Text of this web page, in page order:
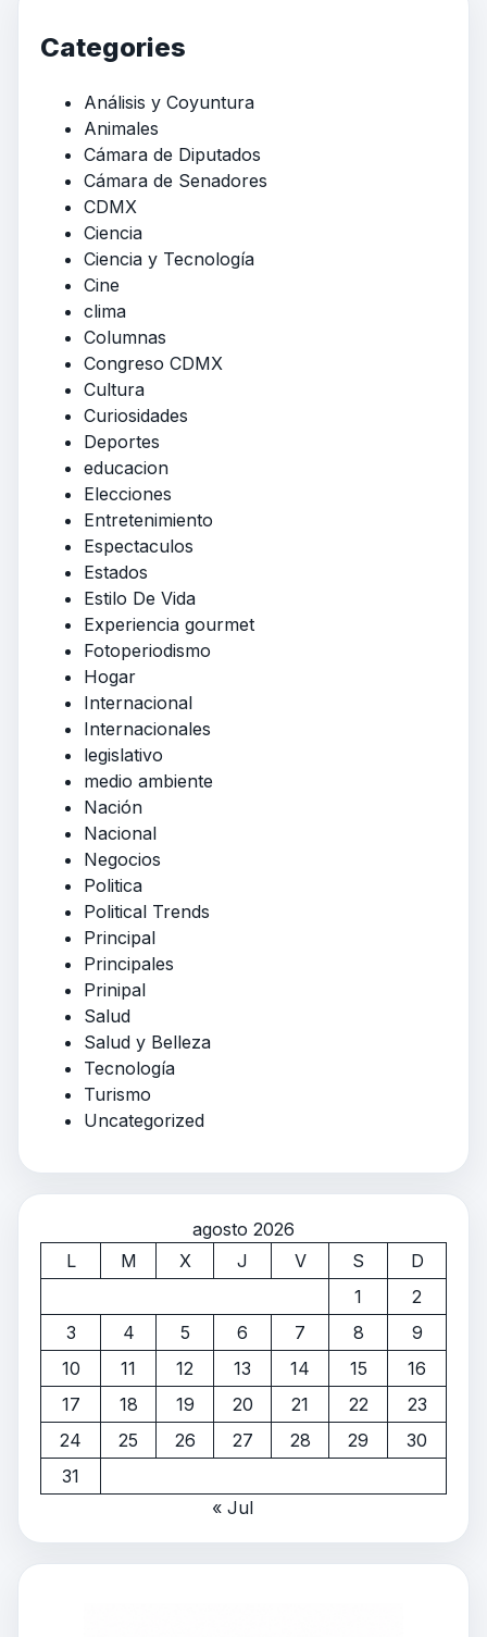
Categories
Análisis y Coyuntura
Animales
Cámara de Diputados
Cámara de Senadores
CDMX
Ciencia
Ciencia y Tecnología
Cine
clima
Columnas
Congreso CDMX
Cultura
Curiosidades
Deportes
educacion
Elecciones
Entretenimiento
Espectaculos
Estados
Estilo De Vida
Experiencia gourmet
Fotoperiodismo
Hogar
Internacional
Internacionales
legislativo
medio ambiente
Nación
Nacional
Negocios
Politica
Political Trends
Principal
Principales
Prinipal
Salud
Salud y Belleza
Tecnología
Turismo
Uncategorized
agosto 2026
L
M X J V S
D
1
2
3
4 5 6 7 8
9
10
11 12 13 14 15
16
17
18 19 20 21 22
23
24
25 26 27 28 29
30
31
« Jul